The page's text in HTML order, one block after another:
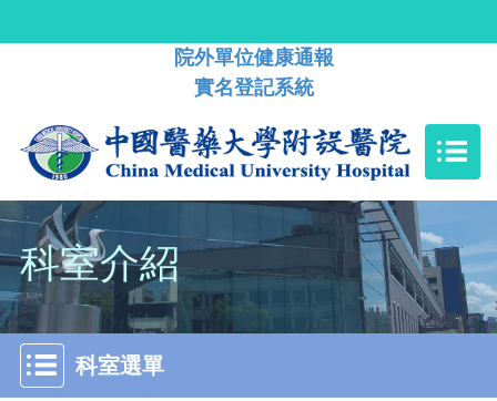
院外單位健康通報
實名登記系統
科室介紹
科室選單